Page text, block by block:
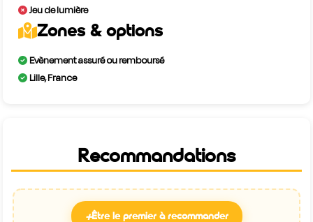
Jeu de lumière
Zones & options
Evènement assuré ou remboursé
Lille, France
Recommandations
+Être le premier à recommander